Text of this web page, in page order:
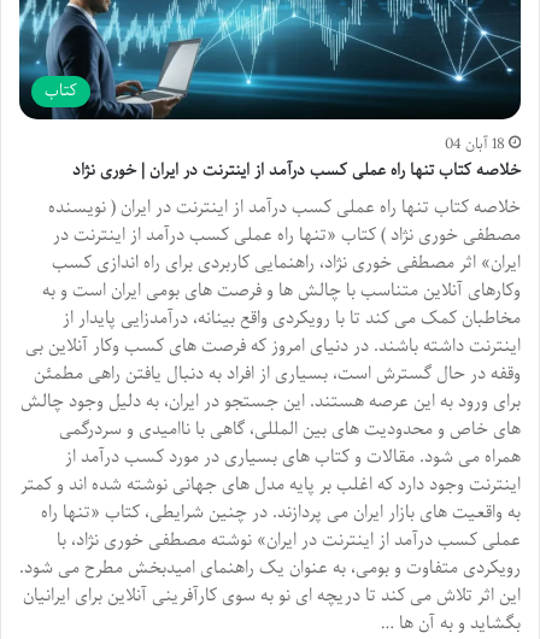
کتاب
18 آبان 04
خلاصه کتاب تنها راه عملی کسب درآمد از اینترنت در ایران | خوری نژاد
خلاصه کتاب تنها راه عملی کسب درآمد از اینترنت در ایران ( نویسنده
مصطفی خوری نژاد ) کتاب «تنها راه عملی کسب درآمد از اینترنت در
ایران» اثر مصطفی خوری نژاد، راهنمایی کاربردی برای راه اندازی کسب
وکارهای آنلاین متناسب با چالش ها و فرصت های بومی ایران است و به
مخاطبان کمک می کند تا با رویکردی واقع بینانه، درآمدزایی پایدار از
اینترنت داشته باشند. در دنیای امروز که فرصت های کسب وکار آنلاین بی
وقفه در حال گسترش است، بسیاری از افراد به دنبال یافتن راهی مطمئن
برای ورود به این عرصه هستند. این جستجو در ایران، به دلیل وجود چالش
های خاص و محدودیت های بین المللی، گاهی با ناامیدی و سردرگمی
همراه می شود. مقالات و کتاب های بسیاری در مورد کسب درآمد از
اینترنت وجود دارد که اغلب بر پایه مدل های جهانی نوشته شده اند و کمتر
به واقعیت های بازار ایران می پردازند. در چنین شرایطی، کتاب «تنها راه
عملی کسب درآمد از اینترنت در ایران» نوشته مصطفی خوری نژاد، با
رویکردی متفاوت و بومی، به عنوان یک راهنمای امیدبخش مطرح می شود.
این اثر تلاش می کند تا دریچه ای نو به سوی کارآفرینی آنلاین برای ایرانیان
بگشاید و به آن ها …